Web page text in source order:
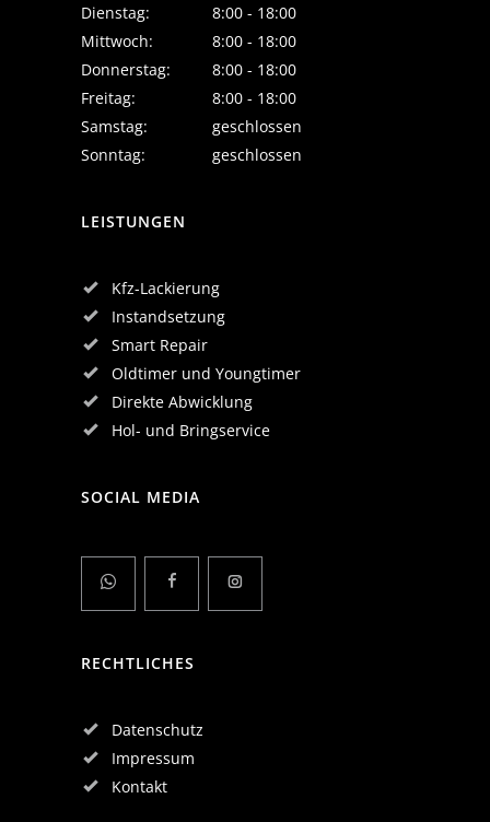
Dienstag:
8:00 - 18:00
Mittwoch:
8:00 - 18:00
Donnerstag:
8:00 - 18:00
Freitag:
8:00 - 18:00
Samstag:
geschlossen
Sonntag:
geschlossen
LEISTUNGEN
Kfz-Lackierung
Instandsetzung
Smart Repair
Oldtimer und Youngtimer
Direkte Abwicklung
Hol- und Bringservice
SOCIAL MEDIA
RECHTLICHES
Datenschutz
Impressum
Kontakt